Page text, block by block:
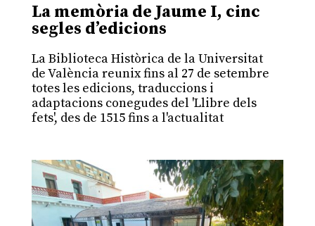
La memòria de Jaume I, cinc
segles d’edicions
La Biblioteca Històrica de la Universitat
de València reunix fins al 27 de setembre
totes les edicions, traduccions i
adaptacions conegudes del 'Llibre dels
fets', des de 1515 fins a l'actualitat